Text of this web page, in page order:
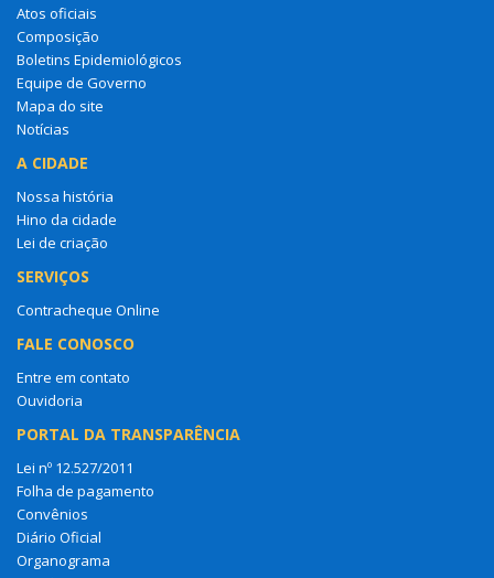
Atos oficiais
Composição
Boletins Epidemiológicos
Equipe de Governo
Mapa do site
Notícias
A CIDADE
Nossa história
Hino da cidade
Lei de criação
SERVIÇOS
Contracheque Online
FALE CONOSCO
Entre em contato
Ouvidoria
PORTAL DA TRANSPARÊNCIA
Lei nº 12.527/2011
Folha de pagamento
Convênios
Diário Oficial
Organograma